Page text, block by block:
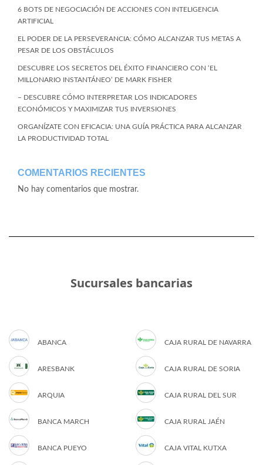
6 BOTS DE NEGOCIACIÓN DE ACCIONES CON INTELIGENCIA
ARTIFICIAL
EL PODER DE LA PERSEVERANCIA: CÓMO ALCANZAR TUS METAS A
PESAR DE LOS OBSTÁCULOS
DESCUBRE LOS SECRETOS DEL ÉXITO FINANCIERO CON ‘EL
MILLONARIO INSTANTÁNEO’ DE MARK FISHER
– DESCUBRE CÓMO INTERPRETAR LOS INDICADORES
ECONÓMICOS Y MAXIMIZAR TUS INVERSIONES
ORGANÍZATE CON EFICACIA: UNA GUÍA PRÁCTICA PARA ALCANZAR
LA PRODUCTIVIDAD TOTAL
COMENTARIOS RECIENTES
No hay comentarios que mostrar.
Sucursales bancarias
ABANCA
ARESBANK
ARQUIA
BANCA MARCH
BANCA PUEYO
CAJA RURAL DE NAVARRA
CAJA RURAL DE SORIA
CAJA RURAL DEL SUR
CAJA RURAL JAÉN
CAJA VITAL KUTXA